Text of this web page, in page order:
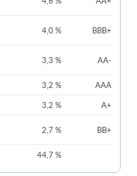
4,0 % BBB+
3,3 % AA-
3,2 %
AAA
3,2 %
A+
2,7 % BB+
44,7 %